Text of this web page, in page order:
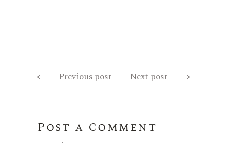
Previous post Next post
Post a Comment